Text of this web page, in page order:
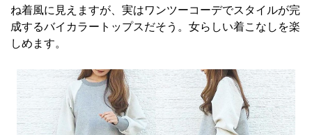
ね着風に見えますが、実はワンツーコーデでスタイルが完
成するバイカラートップスだそう。女らしい着こなしを楽
しめます。